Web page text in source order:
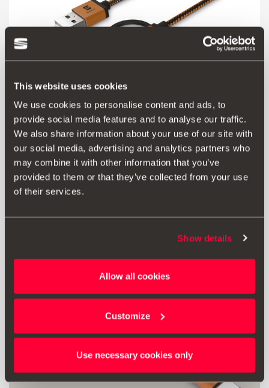
This website uses cookies
We use cookies to personalise content and ads, to
provide social media features and to analyse our traffic.
We also share information about your use of our site with
our social media, advertising and analytics partners who
may combine it with other information that you’ve
provided to them or that they’ve collected from your use
of their services.
Show details
Allow all cookies
Customize
Use necessary cookies only
000051444AS
Καλώδιο σύνδεσης USB 3 σε 1
Μετάβαση στο προϊόν